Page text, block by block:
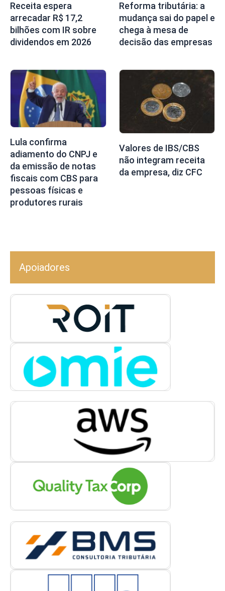
Receita espera
arrecadar R$ 17,2
bilhões com IR sobre
dividendos em 2026
Reforma tributária: a
mudança sai do papel e
chega à mesa de
decisão das empresas
Lula confirma
adiamento do CNPJ e
da emissão de notas
fiscais com CBS para
pessoas físicas e
produtores rurais
Valores de IBS/CBS
não integram receita
da empresa, diz CFC
Apoiadores